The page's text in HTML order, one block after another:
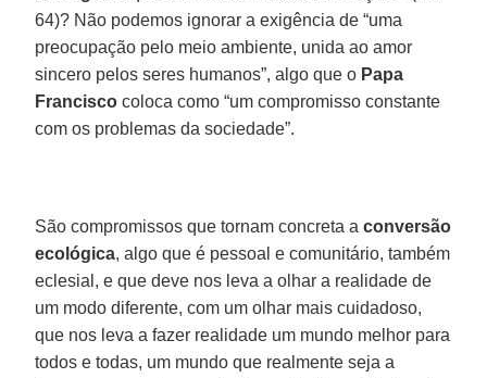
64)? Não podemos ignorar a exigência de “uma
preocupação pelo meio ambiente, unida ao amor
sincero pelos seres humanos”, algo que o Papa
Francisco coloca como “um compromisso constante
com os problemas da sociedade”.
São compromissos que tornam concreta aconversão
ecológica, algo que é pessoal e comunitário, também
eclesial, e que deve nos leva a olhar a realidade de
um modo diferente, com um olhar mais cuidadoso,
que nos leva a fazer realidade um mundo melhor para
todos e todas, um mundo que realmente seja a